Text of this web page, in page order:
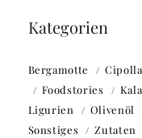
Kategorien
Bergamotte
Foodstories
Ligurien
Olivenöl
Sonstiges
Zutaten